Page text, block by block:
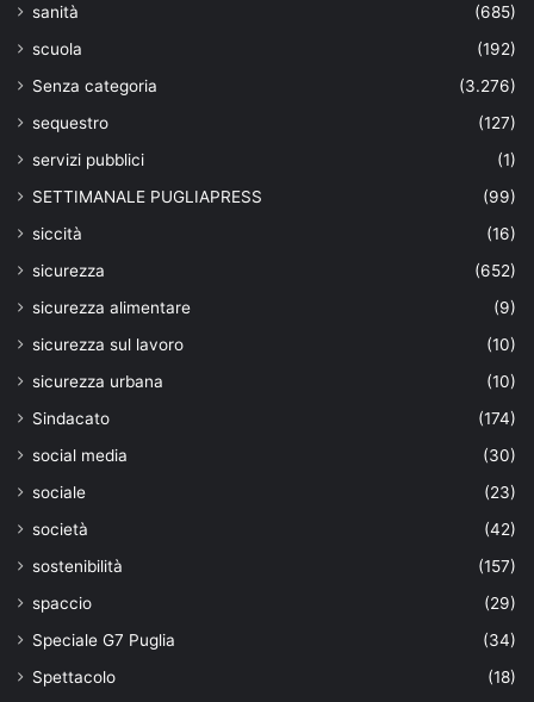
sanità
(685)
scuola
(192)
Senza categoria
(3.276)
sequestro
(127)
servizi pubblici
(1)
SETTIMANALE PUGLIAPRESS
(99)
siccità
(16)
sicurezza
(652)
sicurezza alimentare
(9)
sicurezza sul lavoro
(10)
sicurezza urbana
(10)
Sindacato
(174)
social media
(30)
sociale
(23)
società
(42)
sostenibilità
(157)
spaccio
(29)
Speciale G7 Puglia
(34)
Spettacolo
(18)